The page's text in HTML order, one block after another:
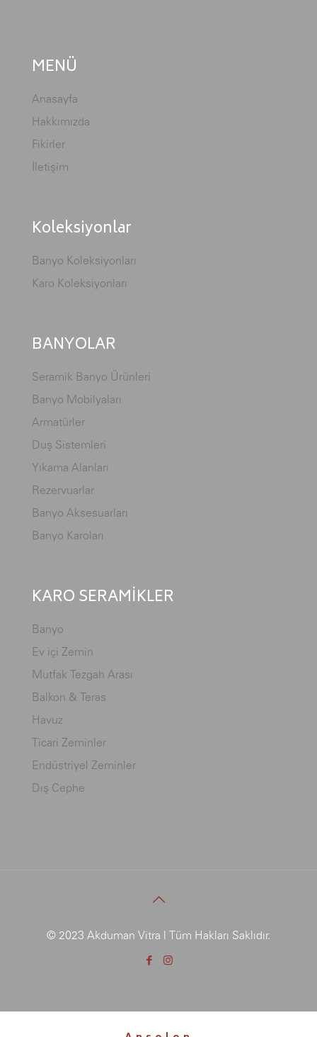
MENÜ
Anasayfa
Hakkımızda
Fikirler
İletişim
Koleksiyonlar
Banyo Koleksiyonları
Karo Koleksiyonları
BANYOLAR
Seramik Banyo Ürünleri
Banyo Mobilyaları
Armatürler
Duş Sistemleri
Yıkama Alanları
Rezervuarlar
Banyo Aksesuarları
Banyo Karoları
KARO SERAMİKLER
Banyo
Ev içi Zemin
Mutfak Tezgah Arası
Balkon & Teras
Havuz
Ticari Zeminler
Endüstriyel Zeminler
Dış Cephe
© 2023 Akduman Vitra | Tüm Hakları Saklıdır.